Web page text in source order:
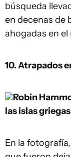
búsqueda
en decenas de
ahogadas en el
10. Atrapados
Robin
las islas griegas
En la